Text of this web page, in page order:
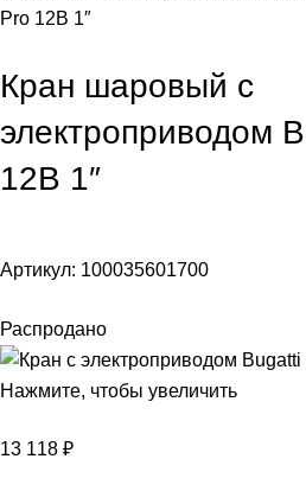
Pro 12В 1″
Кран шаровый с
электроприводом
12В 1″
Артикул: 100035601700
Распродано
Нажмите, чтобы увеличить
13 118 ₽